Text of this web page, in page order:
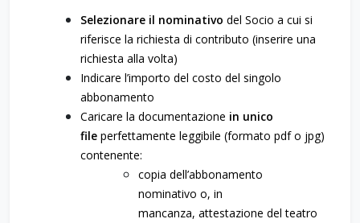
Selezionare il nominativo del Socio a cui si
riferisce la richiesta di contributo (inserire una
richiesta alla volta)
Indicare l’importo del costo del singolo
abbonamento
Caricare la documentazione in unico
file perfettamente leggibile (formato pdf o jpg)
contenente:
copia dell’abbonamento
nominativo o, in
mancanza, attestazione del teatro